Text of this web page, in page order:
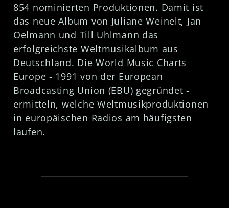
854 nominierten Produktionen. Damit ist
das neue Album von Juliane Weinelt, Jan
Oelmann und Till Uhlmann das
erfolgreichste Weltmusikalbum aus
Deutschland. Die World Music Charts
Europe - 1991 von der European
Broadcasting Union (EBU) gegründet -
ermitteln, welche Weltmusikproduktionen
in europäischen Radios am häufigsten
laufen.